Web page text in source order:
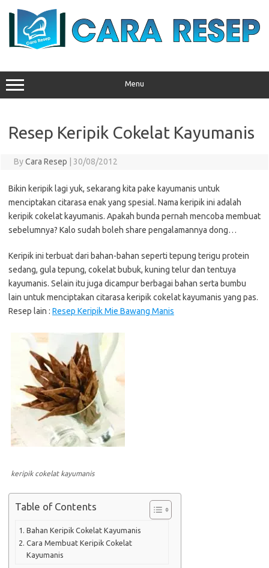
Menu
Resep Keripik Cokelat Kayumanis
ByCara Resep 30/08/2012
Bikin keripik lagi yuk, sekarang kita pake kayumanis untuk
menciptakan citarasa enak yang spesial. Nama keripik ini adalah
keripik cokelat kayumanis. Apakah bunda pernah mencoba membuat
sebelumnya? Kalo sudah boleh share pengalamannya dong…
Keripik ini terbuat dari bahan-bahan seperti tepung terigu protein
sedang, gula tepung, cokelat bubuk, kuning telur dan tentuya
kayumanis. Selain itu juga dicampur berbagai bahan serta bumbu
lain untuk menciptakan citarasa keripik cokelat kayumanis yang pas.
Resep lain : Resep Keripik Mie Bawang Manis
keripik cokelat kayumanis
Table of Contents
Bahan Keripik Cokelat Kayumanis
Cara Membuat Keripik Cokelat
Kayumanis